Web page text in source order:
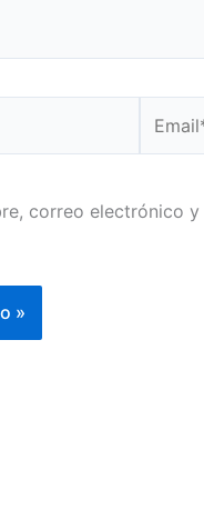
correo electrónico